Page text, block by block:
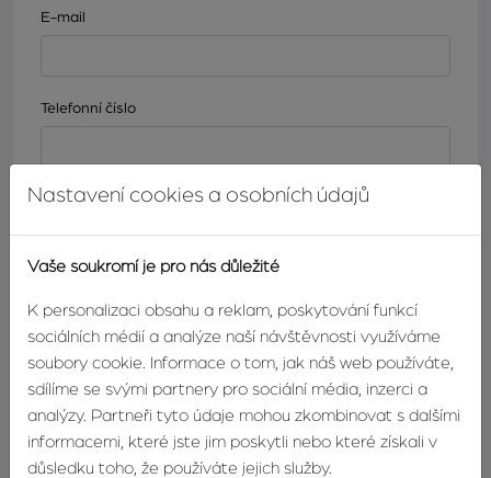
E-mail
Telefonní číslo
Nastavení cookies a osobních údajů
Vaše soukromí je pro nás důležité
K personalizaci obsahu a reklam, poskytování funkcí
sociálních médií a analýze naší návštěvnosti využíváme
soubory cookie. Informace o tom, jak náš web používáte,
sdílíme se svými partnery pro sociální média, inzerci a
analýzy. Partneři tyto údaje mohou zkombinovat s dalšími
informacemi, které jste jim poskytli nebo které získali v
důsledku toho, že používáte jejich služby.